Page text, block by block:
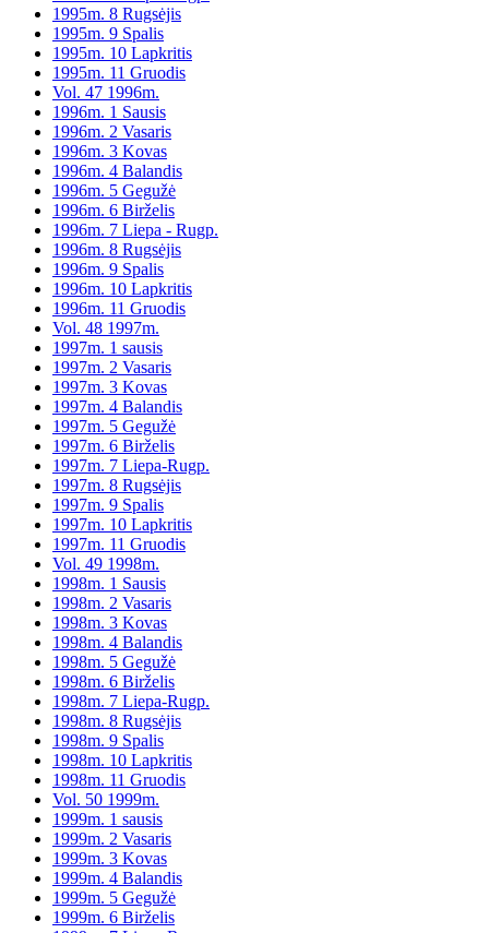
1995m. 8 Rugsėjis
1995m. 9 Spalis
1995m. 10 Lapkritis
1995m. 11 Gruodis
Vol. 47 1996m.
1996m. 1 Sausis
1996m. 2 Vasaris
1996m. 3 Kovas
1996m. 4 Balandis
1996m. 5 Gegužė
1996m. 6 Birželis
1996m. 7 Liepa - Rugp.
1996m. 8 Rugsėjis
1996m. 9 Spalis
1996m. 10 Lapkritis
1996m. 11 Gruodis
Vol. 48 1997m.
1997m. 1 sausis
1997m. 2 Vasaris
1997m. 3 Kovas
1997m. 4 Balandis
1997m. 5 Gegužė
1997m. 6 Birželis
1997m. 7 Liepa-Rugp.
1997m. 8 Rugsėjis
1997m. 9 Spalis
1997m. 10 Lapkritis
1997m. 11 Gruodis
Vol. 49 1998m.
1998m. 1 Sausis
1998m. 2 Vasaris
1998m. 3 Kovas
1998m. 4 Balandis
1998m. 5 Gegužė
1998m. 6 Birželis
1998m. 7 Liepa-Rugp.
1998m. 8 Rugsėjis
1998m. 9 Spalis
1998m. 10 Lapkritis
1998m. 11 Gruodis
Vol. 50 1999m.
1999m. 1 sausis
1999m. 2 Vasaris
1999m. 3 Kovas
1999m. 4 Balandis
1999m. 5 Gegužė
1999m. 6 Birželis